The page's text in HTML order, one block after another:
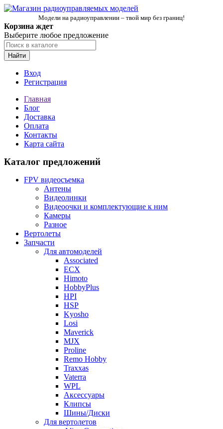
Модели на радиоуправлении – твой мир без границ!
Корзина ждет
Выберите любое предложение
Найти
Вход
Регистрация
Главная
Блог
Доставка
Оплата
Контакты
Карта сайта
Каталог предложений
FPV видеосъемка
Антены
Видеолинки
Видеоочки и комплектующие к ним
Камеры
Разное
Вертолеты
Запчасти
Для автомоделей
Associated
ECX
Himoto
HobbyPlus
HPI
HSP
Kyosho
Losi
Maverick
MJX
Proline
Remo Hobby
Traxxas
Vaterra
WPL
Аксессуары
Клипсы
Шины/Диски
Для вертолетов